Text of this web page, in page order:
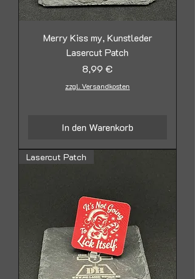
Merry Kiss my, Kunstleder
Lasercut Patch
Preis
8,99 €
zzgl. Versandkosten
In den Warenkorb
Lasercut Patch